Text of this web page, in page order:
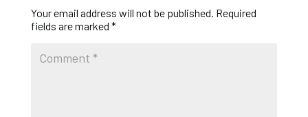
Your email address will not be published. Required
fields are marked *